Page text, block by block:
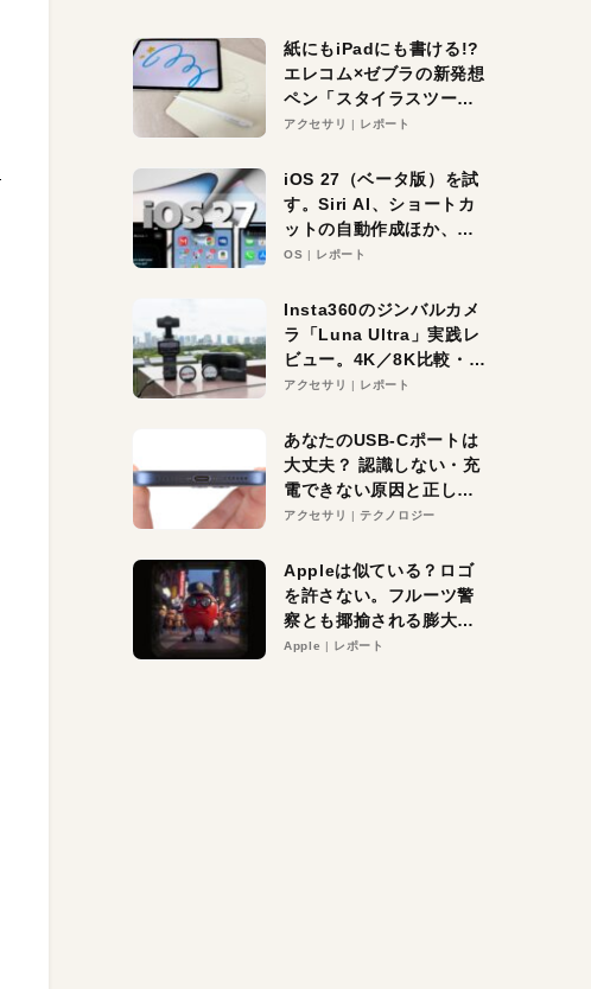
紙にもiPadにも書ける!?
エレコム×ゼブラの新発想
ペン「スタイラスツーウ
ェイ」レビュー。持ち替
アクセサリ レポート
iOS 27（ベータ版）を試
す。Siri AI、ショートカ
ットの自動作成ほか、期
待大の便利機能5選。
る未来はすぐそこ！
OS レポート
Insta360のジンバルカメ
ラ「Luna Ultra」実践レ
ビュー。4K／8K比較・ズ
ーム・夜間撮影をチェッ
アクセサリ レポート
あなたのUSB-Cポートは
大丈夫？ 認識しない・充
電できない原因と正しい
対策
アクセサリ テクノロジー
Appleは似ている？ロゴ
を許さない。フルーツ警
察とも揶揄される膨大な
異議申し立て。対象は非
Apple レポート